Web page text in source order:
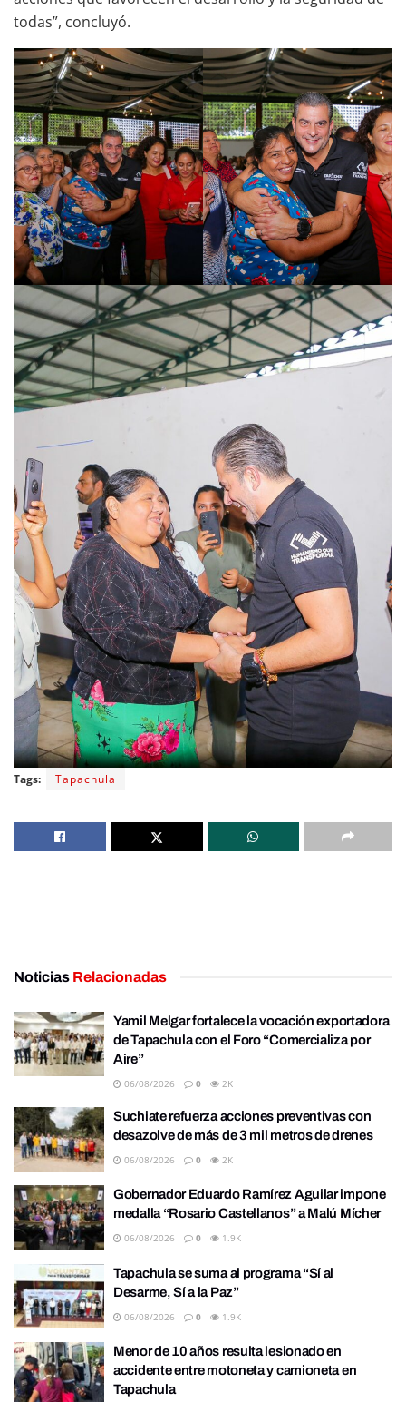
todas”, concluyó.
Tags: Tapachula
Noticias Relacionadas
Yamil Melgar fortalece la vocación exportadora
de Tapachula con el Foro “Comercializa por
Aire”
06/08/2026 0 2K
Suchiate refuerza acciones preventivas con
desazolve de más de 3 mil metros de drenes
06/08/2026 0 2K
Gobernador Eduardo Ramírez Aguilar impone
medalla “Rosario Castellanos” a Malú Mícher
06/08/2026 0 1.9K
Tapachula se suma al programa “Sí al
Desarme, Sí a la Paz”
06/08/2026 0 1.9K
Menor de 10 años resulta lesionado en
accidente entre motoneta y camioneta en
Tapachula